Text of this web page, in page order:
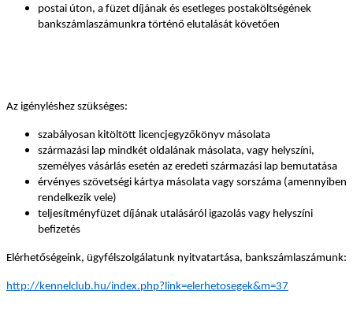
postai úton, a füzet díjának és esetleges postaköltségének
bankszámlaszámunkra történő elutalását követően
Az igényléshez szükséges:
szabályosan kitöltött licencjegyzőkönyv másolata
származási lap mindkét oldalának másolata, vagy helyszíni,
személyes vásárlás esetén az eredeti származási lap bemutatása
érvényes szövetségi kártya másolata vagy sorszáma (amennyiben
rendelkezik vele)
teljesítményfüzet díjának utalásáról igazolás vagy helyszíni
befizetés
Elérhetőségeink, ügyfélszolgálatunk nyitvatartása, bankszámlaszámunk:
http://kennelclub.hu/index.php?link=elerhetosegek&m=37